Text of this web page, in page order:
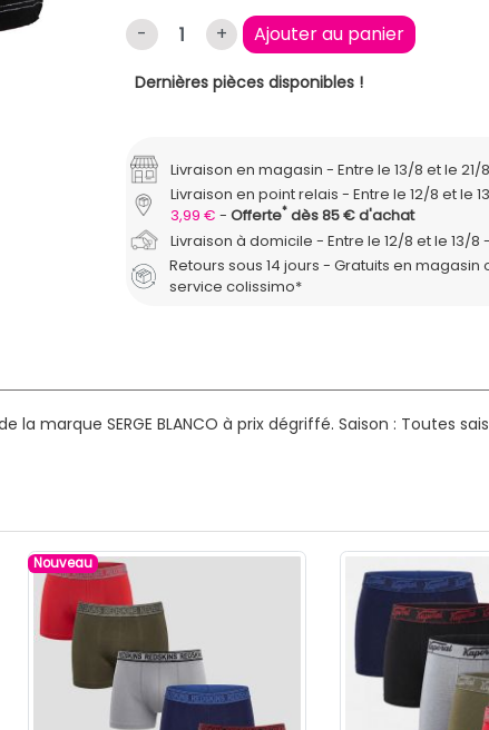
- + Ajouter au panier
Dernières pièces disponibles !
Livraison en magasin Entre le 13/8 et le 21/8
Livraison en point relais
Entre le 12/8 et le
3,99 €
Offerte*dès 85 € d'achat
Livraison à domicile
Entre le 12/8 et le 13/8
Retours sous 14 jours - Gratuits en magasin
service colissimo*
marque SERGE BLANCO à prix dégriffé. Saison : Toutes
Nouveau